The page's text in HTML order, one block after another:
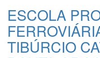
ESCOLA
TIBÚRCIO